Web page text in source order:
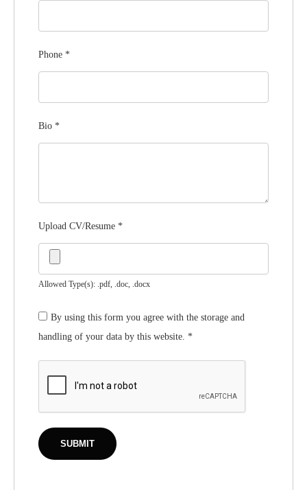
Phone *
Bio *
Upload CV/Resume *
Allowed Type(s): .pdf, .doc, .docx
By using this form you agree with the storage and
handling of your data by this website. *